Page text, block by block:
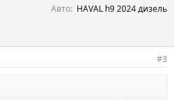
Авто HAVAL h9 2024 дизель
#3